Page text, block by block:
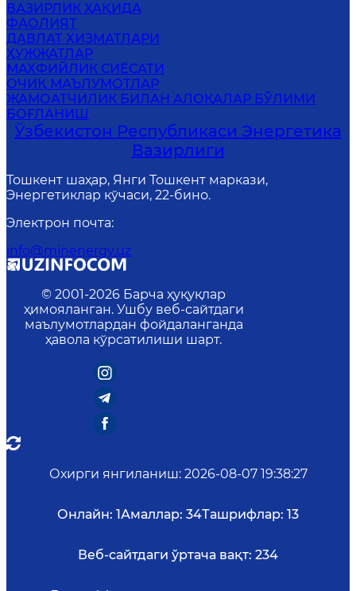
ВАЗИРЛИК ҲАҚИДА
ФАОЛИЯТ
ДАВЛАТ ХИЗМАТЛАРИ
ҲУЖЖАТЛАР
МАХФИЙЛИК СИЁСАТИ
ОЧИҚ МАЪЛУМОТЛАР
ЖАМОАТЧИЛИК БИЛАН АЛОҚАЛАР БЎЛИМИ
БОҒЛАНИШ
Ўзбекистон Республикаси Энергетика
Вазирлиги
Тошкент шаҳар, Янги Тошкент маркази,
Энергетиклар кўчаси, 22-бино.
Электрон почта:
info@minenergy.uz
© 2001-2026 Барча ҳуқуқлар
ҳимояланган. Ушбу веб-сайтдаги
маълумотлардан фойдаланганда
ҳавола кўрсатилиши шарт.
Охирги янгиланиш: 2026-08-07 19:38:27
Онлайн: 1Амаллар: 34Ташрифлар: 13
Веб-сайтдаги ўртача вақт: 234